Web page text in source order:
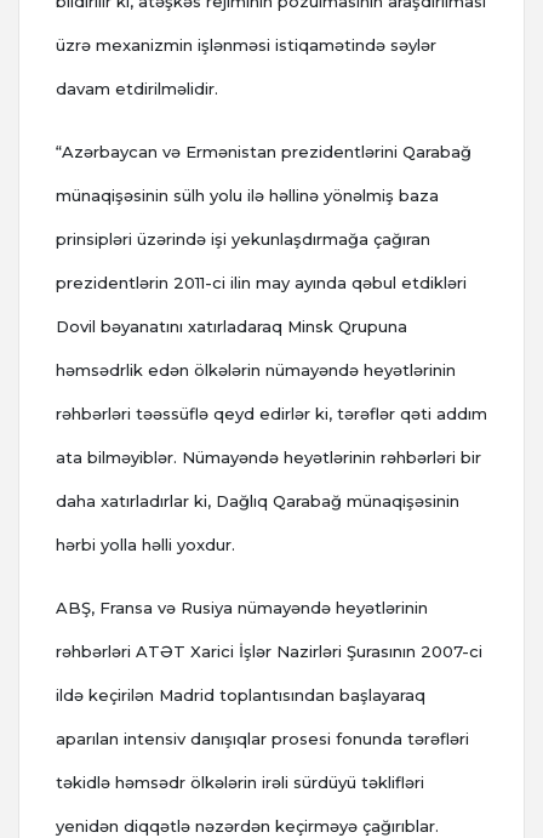
üzrə mexanizmin işlənməsi istiqamətində səylər
davam etdirilməlidir.
“Azərbaycan və Ermənistan prezidentlərini Qarabağ
münaqişəsinin sülh yolu ilə həllinə yönəlmiş baza
prinsipləri üzərində işi yekunlaşdırmağa çağıran
prezidentlərin 2011-ci ilin may ayında qəbul etdikləri
Dovil bəyanatını xatırladaraq Minsk Qrupuna
həmsədrlik edən ölkələrin nümayəndə heyətlərinin
rəhbərləri təəssüflə qeyd edirlər ki, tərəflər qəti addım
ata bilməyiblər. Nümayəndə heyətlərinin rəhbərləri bir
daha xatırladırlar ki, Dağlıq Qarabağ münaqişəsinin
hərbi yolla həlli yoxdur.
ABŞ, Fransa və Rusiya nümayəndə heyətlərinin
rəhbərləri ATƏT Xarici İşlər Nazirləri Şurasının 2007-ci
ildə keçirilən Madrid toplantısından başlayaraq
aparılan intensiv danışıqlar prosesi fonunda tərəfləri
təkidlə həmsədr ölkələrin irəli sürdüyü təklifləri
yenidən diqqətlə nəzərdən keçirməyə çağırıblar.